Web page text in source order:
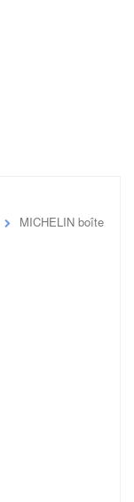
MICHELIN boîte